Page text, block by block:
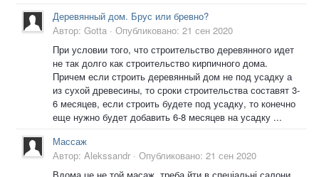
Деревянный дом. Брус или бревно?
Автор: Gotta · Опубликовано: 21 сен 2020
При условии того, что строительство деревянного идет
не так долго как строительство кирпичного дома.
Причем если строить деревянный дом не под усадку а
из сухой древесины, то сроки строительства составят 3-
6 месяцев, если строить будете под усадку, то конечно
еще нужно будет добавить 6-8 месяцев на усадку ...
Массаж
Автор: Alekssandr · Опубликовано: 21 сен 2020